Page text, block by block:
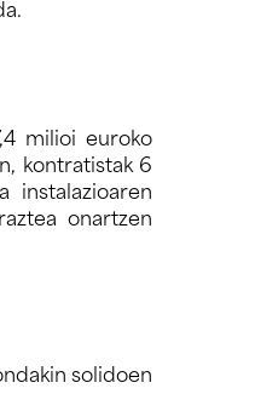
milioi euroko
kontratistak 6
instalazioaren
onartzen
solidoen